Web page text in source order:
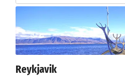
venerdì 13 agosto 2027
n.d. - n.d.
lunedì 16 agosto 2027
Reykjavik